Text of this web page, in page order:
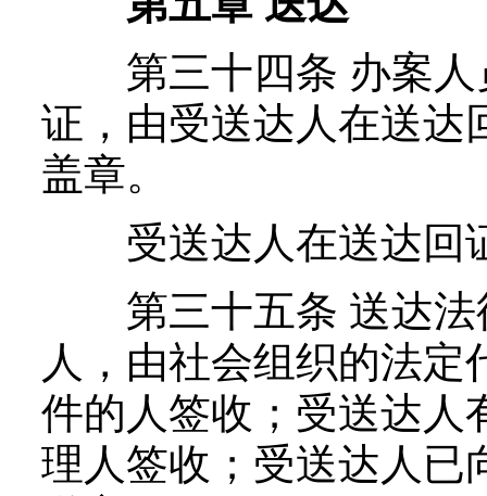
第三十四条 办案人
证，由受送达人在送达
盖章。
受送达人在送达回
第三十五条 送达法
人，由社会组织的法
件的人签收；受送达人
理人签收；受送达人已